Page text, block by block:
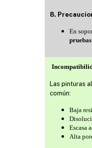
8.
En
Las pinturas
común:
Baja
Escasa
Alta